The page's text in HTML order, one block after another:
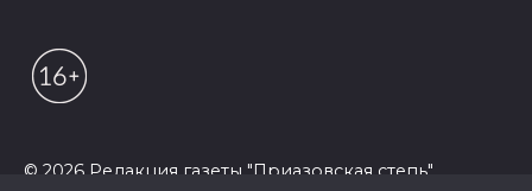
© 2026 Редакция газеты "Приазовская степь"